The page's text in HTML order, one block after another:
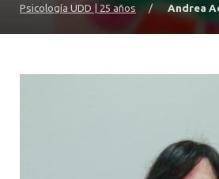
Psicología UDD | 25 años / Andrea